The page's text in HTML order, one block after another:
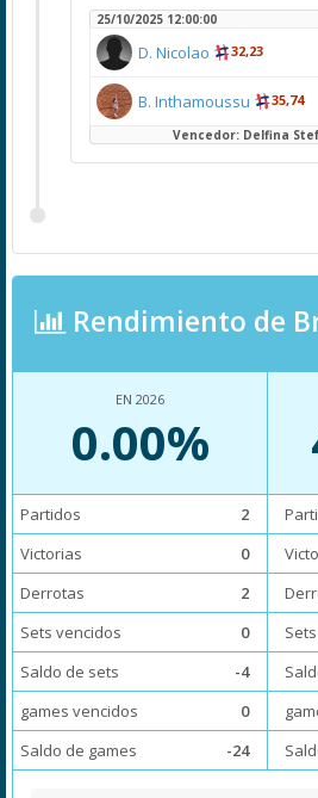
25/10/2025 12:00:00
D. Nicolao 32,23
B. Inthamoussu 35,74
Vencedor: Delfina
Rendimiento de
EN 2026
0.00%
Partidos
2
Victorias
0
Derrotas
2
Sets vencidos
0
Saldo de sets
-4
games vencidos
0
Saldo de games
-24